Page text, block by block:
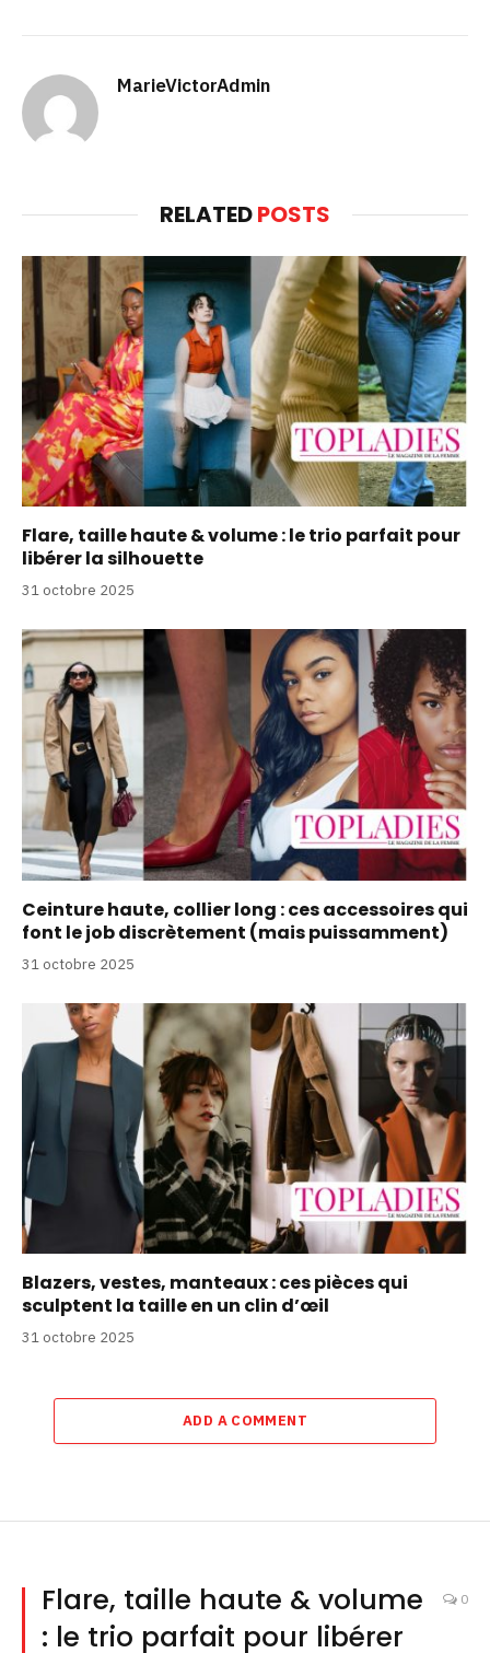
MarieVictorAdmin
RELATEDPOSTS
Flare, taille haute & volume : le trio parfait pour
libérer la silhouette
31 octobre 2025
Ceinture haute, collier long : ces accessoires qui
font le job discrètement (mais puissamment)
31 octobre 2025
Blazers, vestes, manteaux : ces pièces qui
sculptent la taille en un clin d’œil
31 octobre 2025
ADD A COMMENT
Flare, taille haute & volume
: le trio parfait pour libérer
0